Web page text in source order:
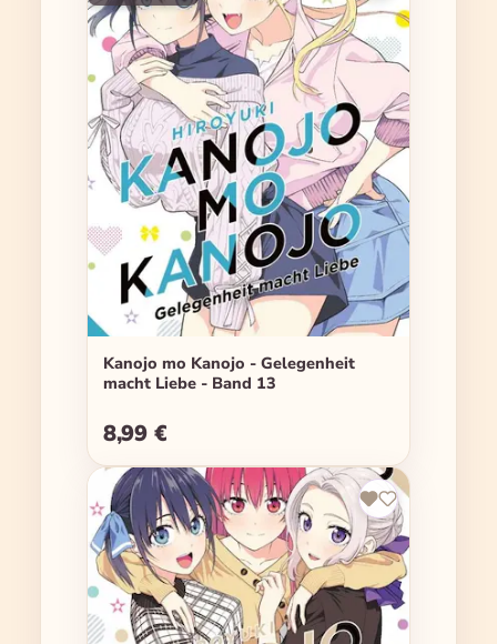
Kanojo mo Kanojo - Gelegenheit
macht Liebe - Band 13
Regulärer Preis:
8,99 €